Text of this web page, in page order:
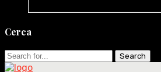
Cerca
Search
for: